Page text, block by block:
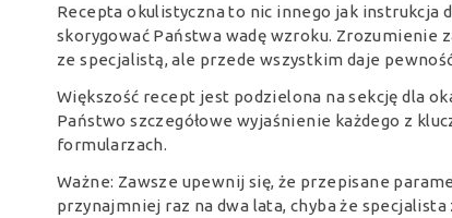
Recepta okulistyczna to nic innego jak instrukcja
skorygować Państwa wadę wzroku.
ze specjalistą, ale przede wszystkim daje
Większość recept jest podzielona na sekcję dla
Państwo szczegółowe wyjaśnienie każdego z
formularzach.
Ważne: Zawsze upewnij się, że przepisane
przynajmniej raz na dwa lata, chyba że specjalista